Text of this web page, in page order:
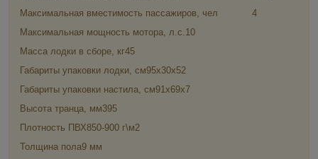
Максимальная вместимость пассажиров, чел 4
Максимальная мощность мотора, л.с.10
Масса лодки в сборе, кг45
Габариты упаковки лодки, см95х30х52
Габариты упаковки настила, см91х69х7
Высота транца, мм395
Плотность ПВХ850-900 г\м2
Толщина пола9 мм